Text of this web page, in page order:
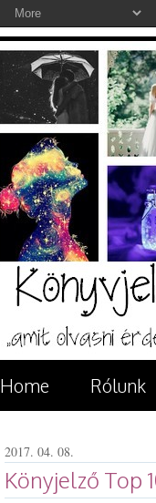
Home Rólunk
2017. 04. 08.
Könyjelző Top